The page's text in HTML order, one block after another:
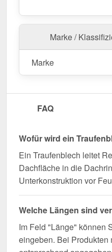
Jetzt Traufenblech | 8 x
Passgenau für Ihr
Langlebig, wetterfest,
Sie jetzt und profitieren
Marke /
Marke
FAQ
Wofür wird ein
Ein Traufenblech leitet
Dachfläche in die
Unterkonstruktion vor
Welche Längen sind
Im Feld "Länge" können
eingeben. Bei